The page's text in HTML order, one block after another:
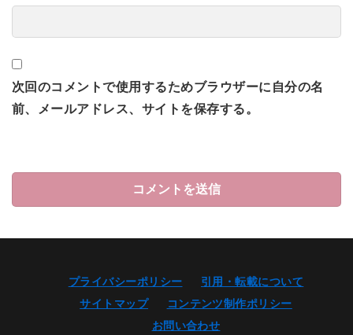
次回のコメントで使用するためブラウザーに自分の名
前、メールアドレス、サイトを保存する。
プライバシーポリシー
引用・転載について
サイトマップ
コンテンツ制作ポリシー
お問い合わせ